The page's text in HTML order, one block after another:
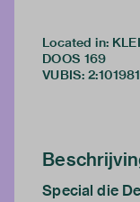
Located in:
DOOS 169
VUBIS: 2:101981
Special die